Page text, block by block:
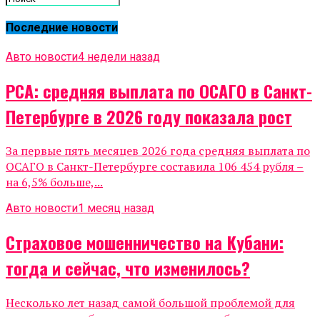
Последние новости
Авто новости4 недели назад
РСА: средняя выплата по ОСАГО в Санкт-
Петербурге в 2026 году показала рост
За первые пять месяцев 2026 года средняя выплата по
ОСАГО в Санкт-Петербурге составила 106 454 рубля –
на 6,5% больше,...
Авто новости1 месяц назад
Страховое мошенничество на Кубани:
тогда и сейчас, что изменилось?
Несколько лет назад самой большой проблемой для